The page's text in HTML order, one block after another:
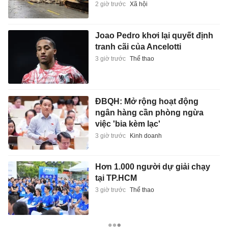
2 giờ trước Xã hội
Joao Pedro khơi lại quyết định
tranh cãi của Ancelotti
3 giờ trước Thể thao
ĐBQH: Mở rộng hoạt động
ngân hàng cần phòng ngừa
việc 'bia kèm lạc'
3 giờ trước Kinh doanh
Hơn 1.000 người dự giải chạy
tại TP.HCM
3 giờ trước Thể thao